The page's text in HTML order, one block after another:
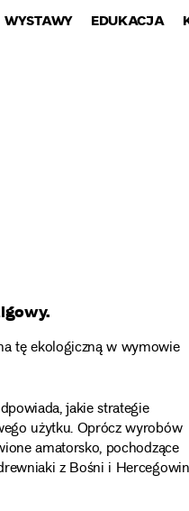
WYSTAWY EDUKACJA
tę ekologiczną w wymowie
jakie strategie
użytku. Oprócz wyrobów
amatorsko, pochodzące
z Bośni i